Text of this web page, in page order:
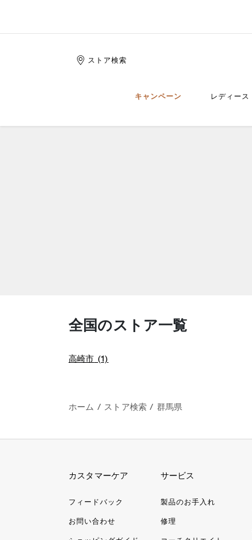
ストア検索
キャンペーン レディース
全国のストア一覧
高崎市 (1)
ホーム / ストア検索 / 群馬県
カスタマーケア
フィードバック
お問い合わせ
サービス
製品のお手入れ
修理